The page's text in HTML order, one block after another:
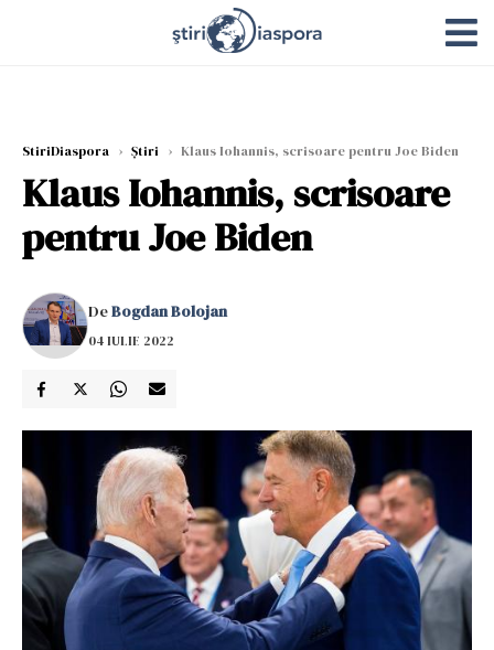
StiriDiaspora › Știri › Klaus Iohannis, scrisoare pentru Joe Biden
Klaus Iohannis, scrisoare
pentru Joe Biden
DeBogdan Bolojan
04 IULIE 2022